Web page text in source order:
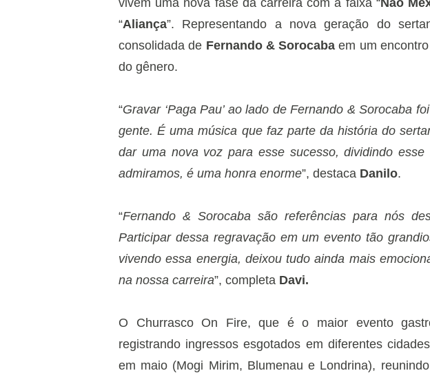
“Aliança”. Representando a nova geração do
consolidada de Fernando & Sorocaba em um
do gênero.
“Gravar ‘Paga Pau’ ao lado de Fernando & Sorocaba
gente. É uma música que faz parte da história do
dar uma nova voz para esse sucesso, dividindo
admiramos, é uma honra enorme”, destaca Danilo.
“Fernando & Sorocaba são referências para nós
Participar dessa regravação em um evento tão
vivendo essa energia, deixou tudo ainda mais
na nossa carreira”, completa Davi.
O Churrasco On Fire, que é o maior evento
registrando ingressos esgotados em diferentes
em maio (Mogi Mirim, Blumenau e Londrina),